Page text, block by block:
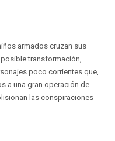
armados cruzan sus
transformación,
poco corrientes que,
a una gran operación de
las conspiraciones